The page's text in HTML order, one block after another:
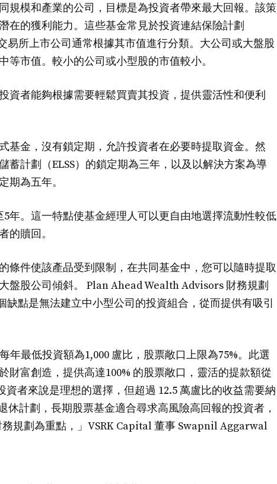
規模和產業的公司，目標是為投資者帶來最大回報。該策
在的獲利能力。這些基金常見於投資連結保險計劃
易所上市公司通常根據其市值進行分類。大公司或大盤股
市值。較小的公司或小型股的市值較小。
資者能夠根據需要輕鬆買賣其投資，提供靈活性和便利
基金，沒有鎖定期，允許投資者在必要時提取資金。然
蓄計劃（ELSS）的鎖定期為三年，以及以解決方案為導
期為五年。
年。這一特點使基金經理人可以更自由地選擇流動性較低
的贖回。
條件使該產品受到限制，在共同基金中，您可以隨時提取
盤股公司傾斜。 Plan Ahead Wealth Advisors 財務規劃
點是無法建立中小型公司的投資組合，從而提供有吸引
年最低投資額為1,000 盧比，股票敞口上限為75%。此選
財富創造，提供高達100% 的股票敞口，靈活的提款額從
者來說是理想的選擇，但超過 12.5 萬盧比的收益需要納
休計劃，長期股票基金適合尋求高風險高回報的投資者，
規劃為重點，」VSRK Capital 董事 Swapnil Aggarwal